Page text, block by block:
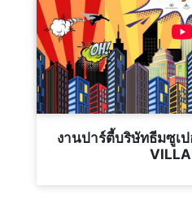
งานปาร์ตี้บริษัทธีมซูเป